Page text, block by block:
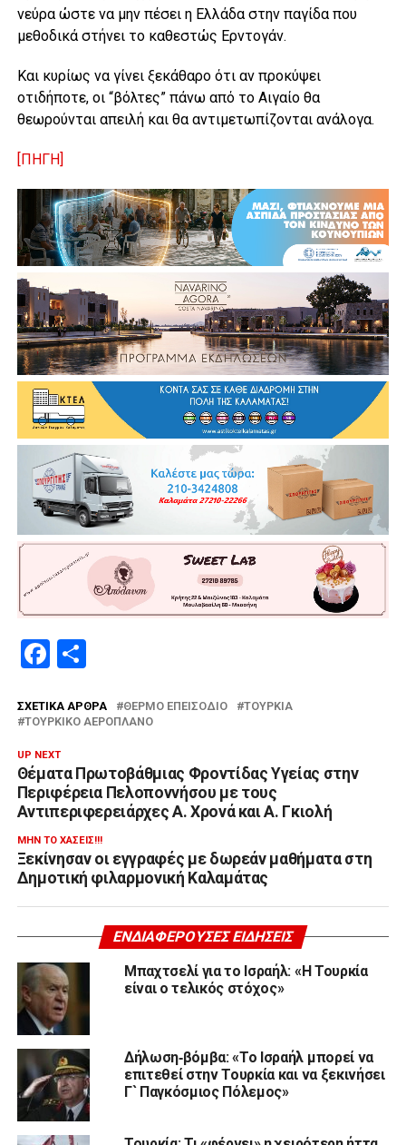
νεύρα ώστε να μην πέσει η Ελλάδα στην παγίδα που
μεθοδικά στήνει το καθεστώς Ερντογάν.
Και κυρίως να γίνει ξεκάθαρο ότι αν προκύψει
οτιδήποτε, οι “βόλτες” πάνω από το Αιγαίο θα
θεωρούνται απειλή και θα αντιμετωπίζονται ανάλογα.
[ΠΗΓΗ]
Facebook
ΣΧΕΤΙΚΆ ΆΡΘΡΑ ΘΕΡΜΌ ΕΠΕΙΣΌΔΙΟ
ΤΟΥΡΚΊΑ
ΤΟΥΡΚΙΚΌ ΑΕΡΟΠΛΆΝΟ
UP NEXT
Θέματα Πρωτοβάθμιας Φροντίδας Υγείας στην
Περιφέρεια Πελοποννήσου με τους
Αντιπεριφερειάρχες Α. Χρονά και Α. Γκιολή
ΜΗΝ ΤΟ ΧΆΣΕΙΣ!!!
Ξεκίνησαν οι εγγραφές με δωρεάν μαθήματα στη
Δημοτική φιλαρμονική Καλαμάτας
ΕΝΔΙΑΦΈΡΟΥΣΕΣ ΕΙΔΉΣΕΙΣ
Μπαχτσελί για το Ισραήλ: «Η Τουρκία
είναι ο τελικός στόχος»
Δήλωση‑βόμβα: «Το Ισραήλ μπορεί να
επιτεθεί στην Τουρκία και να ξεκινήσει
Γ` Παγκόσμιος Πόλεμος»